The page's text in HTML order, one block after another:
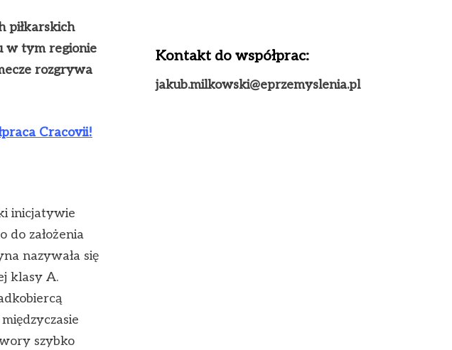
piłkarskich
w tym regionie
rozgrywa
Cracovii!
inicjatywie
do założenia
nazywała się
klasy A.
szybko
Kontakt do współprac:
jakub.milkowski@eprzemyslenia.pl